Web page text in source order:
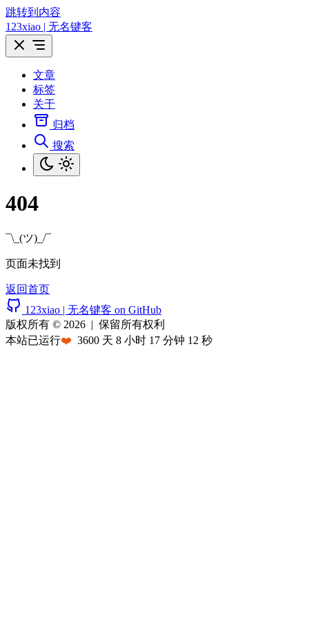
跳转到内容
123xiao | 无名键客
文章
标签
关于
归档
搜索
404
¯\_(ツ)_/¯
页面未找到
返回首页
123xiao | 无名键客 on GitHub
版权所有 © 2026 | 保留所有权利
本站已运行❤️ 3600 天 8 小时 17 分钟 12 秒